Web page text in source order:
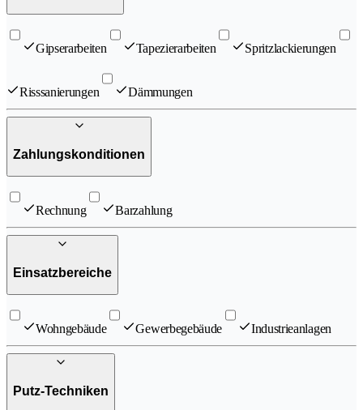
Gipserarbeiten Tapezierarbeiten Spritzlackierungen
Risssanierungen Dämmungen
Zahlungskonditionen
Rechnung Barzahlung
Einsatzbereiche
Wohngebäude Gewerbegebäude Industrieanlagen
Putz-Techniken